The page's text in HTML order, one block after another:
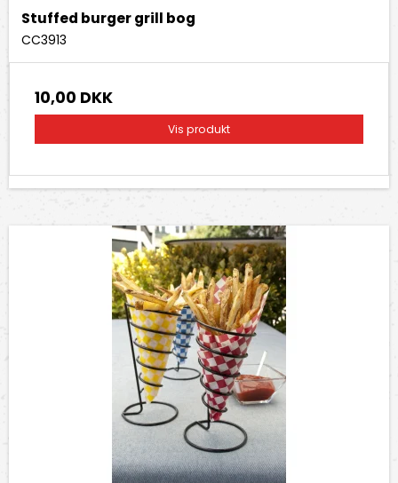
Stuffed burger grill bog
CC3913
10,00 DKK
Vis produkt